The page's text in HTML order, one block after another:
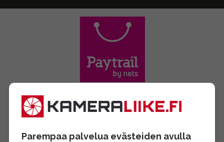
Parempaa palvelua evästeiden avulla